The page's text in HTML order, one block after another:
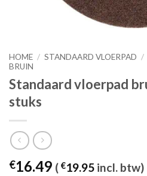
HOME / STANDAARD VLOERPAD /
BRUIN
Standaard vloerpad
stuks
€16.49 ( €19.95 incl. btw)